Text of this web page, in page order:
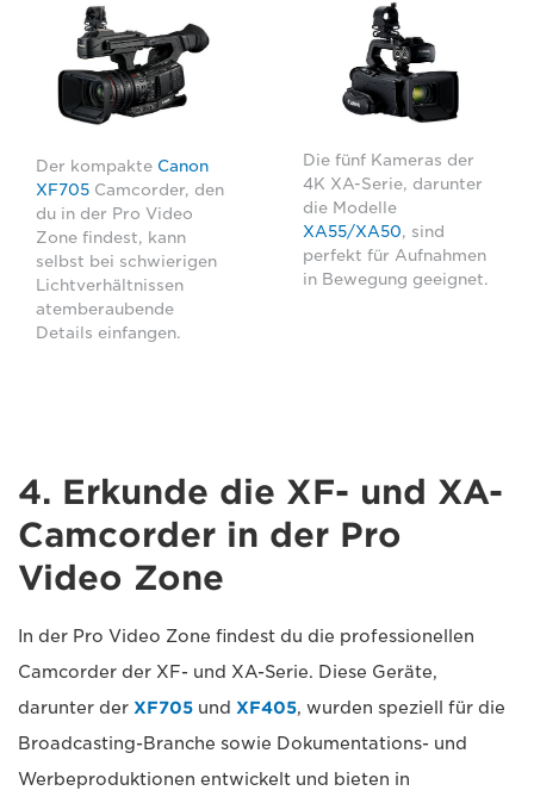
Der kompakte Canon
XF705 Camcorder, den
du in der Pro Video
Zone findest, kann
selbst bei schwierigen
Lichtverhältnissen
atemberaubende
Details einfangen.
Die fünf Kameras der
4K XA-Serie, darunter
die Modelle
XA55/XA50, sind
perfekt für Aufnahmen
in Bewegung geeignet.
4. Erkunde die XF- und XA-
Camcorder in der Pro
Video Zone
In der Pro Video Zone findest du die professionellen
Camcorder der XF- und XA-Serie. Diese Geräte,
darunter der XF705 und XF405, wurden speziell für die
Broadcasting-Branche sowie Dokumentations- und
Werbeproduktionen entwickelt und bieten in